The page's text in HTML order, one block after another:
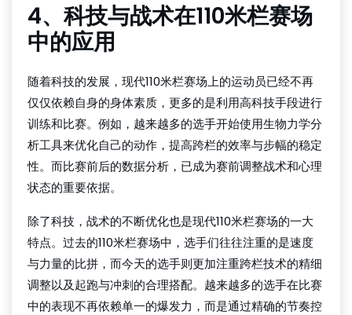
4、科技与战术在110米栏赛场
中的应用
随着科技的发展，现代110米栏赛场上的运动员已经不再
仅仅依赖自身的身体素质，更多的是利用高科技手段进行
训练和比赛。例如，越来越多的选手开始使用生物力学分
析工具来优化自己的动作，提高跨栏的效率与步幅的稳定
性。而比赛前后的数据分析，已成为赛前调整战术和心理
状态的重要依据。
除了科技，战术的不断优化也是现代110米栏赛场的一大
特点。过去的110米栏赛场中，选手们往往注重的是速度
与力量的比拼，而今天的选手则更加注重跨栏技术的精细
调整以及起跑与冲刺的合理搭配。越来越多的选手在比赛
中的表现不再依赖单一的爆发力，而是通过精确的节奏控